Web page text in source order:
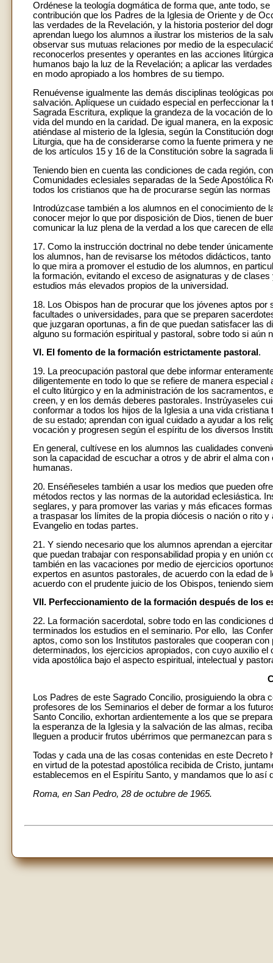
Ordénese la teología dogmática de forma que, ante todo,
contribución que los Padres de la Iglesia de Oriente y de
las verdades de la Revelación, y la historia posterior del
aprendan luego los alumnos a ilustrar los misterios de la
observar sus mutuas relaciones por medio de la
reconocerlos presentes y operantes en las acciones
humanos bajo la luz de la Revelación; a aplicar las
en modo apropiado a los hombres de su tiempo.
Renuévense igualmente las demás disciplinas teológicas
salvación. Aplíquese un cuidado especial en perfeccionar
Sagrada Escritura, explique la grandeza de la vocación de
vida del mundo en la caridad. De igual manera, en la
atiéndase al misterio de la Iglesia, según la Constitución
Liturgia, que ha de considerarse como la fuente primera y
de los artículos 15 y 16 de la Constitución sobre la sagrada
Teniendo bien en cuenta las condiciones de cada región,
Comunidades eclesiales separadas de la Sede Apostólica
todos los cristianos que ha de procurarse según las
Introdúzcase también a los alumnos en el conocimiento
conocer mejor lo que por disposición de Dios, tienen de
comunicar la luz plena de la verdad a los que carecen de
17. Como la instrucción doctrinal no debe tender
los alumnos, han de revisarse los métodos didácticos,
lo que mira a promover el estudio de los alumnos, en
la formación, evitando el exceso de asignaturas y de
estudios más elevados propios de la universidad.
18. Los Obispos han de procurar que los jóvenes aptos
facultades o universidades, para que se preparen
que juzgaran oportunas, a fin de que puedan satisfacer las
alguno su formación espiritual y pastoral, sobre todo si aún
VI. El fomento de la formación estrictamente pastoral .
19. La preocupación pastoral que debe informar
diligentemente en todo lo que se refiere de manera
el culto litúrgico y en la administración de los sacramentos,
creen, y en los demás deberes pastorales. Instrúyaseles
conformar a todos los hijos de la Iglesia a una vida
de su estado; aprendan con igual cuidado a ayudar a los
vocación y progresen según el espíritu de los diversos
En general, cultívese en los alumnos las cualidades
son la capacidad de escuchar a otros y de abrir el alma
humanas.
20. Enséñeseles también a usar los medios que pueden
métodos rectos y las normas de la autoridad eclesiástica.
seglares, y para promover las varias y más eficaces
a traspasar los límites de la propia diócesis o nación o rito
Evangelio en todas partes.
21. Y siendo necesario que los alumnos aprendan a
que puedan trabajar con responsabilidad propia y en unión
también en las vacaciones por medio de ejercicios
expertos en asuntos pastorales, de acuerdo con la edad
acuerdo con el prudente juicio de los Obispos, teniendo
VII. Perfeccionamiento de la formación después de los
22. La formación sacerdotal, sobre todo en las
terminados los estudios en el seminario. Por ello, las
aptos, como son los Institutos pastorales que cooperan
determinados, los ejercicios apropiados, con cuyo auxilio
vida apostólica bajo el aspecto espiritual, intelectual y
Los Padres de este Sagrado Concilio, prosiguiendo la
profesores de los Seminarios el deber de formar a los
Santo Concilio, exhortan ardientemente a los que se
la esperanza de la Iglesia y la salvación de las almas,
lleguen a producir frutos ubérrimos que permanezcan para
Todas y cada una de las cosas contenidas en este
en virtud de la potestad apostólica recibida de Cristo,
establecemos en el Espíritu Santo, y mandamos que lo así
Roma, en San Pedro, 28 de octubre de 1965.